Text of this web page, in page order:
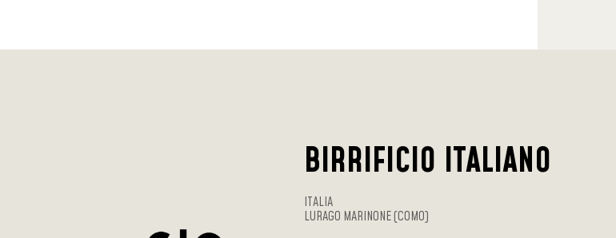
BIRRIFICIO ITALIANO
ITALIA
LURAGO MARINONE (COMO)